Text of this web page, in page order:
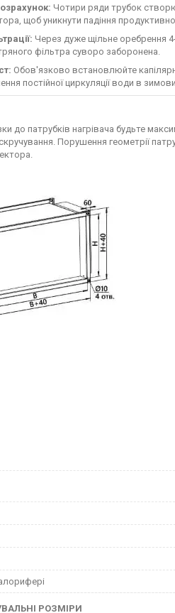
Чотири ряди трубок
щоб уникнути падіння
Через дуже щільне оребрення
фільтра суворо заборонена.
Обов'язково встановлюйте
постійної циркуляції води в
до патрубків нагрівача будьте
Порушення геометрії
РОЗМІРИ